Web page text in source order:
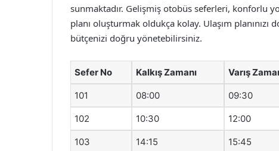
sunmaktadır. Gelişmiş otobüs seferleri, konforlu
planı oluşturmak oldukça kolay. Ulaşım planınızı
bütçenizi doğru yönetebilirsiniz.
Sefer No Kalkış Zamanı Varış
101 08:00 09:30
102 10:30 12:00
103 14:15 15:45